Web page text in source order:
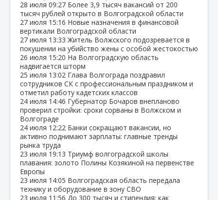
28 июля 09:27 Более 3,9 тысяч вакансий от 200
тысяч рублей открыто в Волгоградской области
27 июля 15:16 Новые назначения в финансовой
вертикали Волгоградской области
27 июля 13:33 Житель Волжского подозревается в
покушении на убийство жены с особой жестокостью
26 июля 15:20 На Волгоградскую область
надвигается шторм
25 июля 13:02 Глава Волгограда поздравил
сотрудников СК с профессиональным праздником и
отметил работу кадетских классов
24 июля 14:46 Губернатор Бочаров внепланово
проверил стройки: сроки сорваны в Волжском и
Волгограде
24 июля 12:22 Банки сокращают вакансии, но
активно поднимают зарплаты: главные тренды
рынка труда
23 июля 19:13 Триумф волгоградской школы
плавания: золото Полины Козякиной на первенстве
Европы
23 июля 14:05 Волгоградская область передала
технику и оборудование в зону СВО
23 июля 11:56 До 300 тысяч и стипендия: как